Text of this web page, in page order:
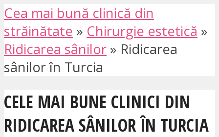
Cea mai bună clinică din
străinătate » Chirurgie estetică »
Ridicarea sânilor » Ridicarea
sânilor în Turcia
CELE MAI BUNE CLINICI DIN
RIDICAREA SÂNILOR ÎN TURCIA